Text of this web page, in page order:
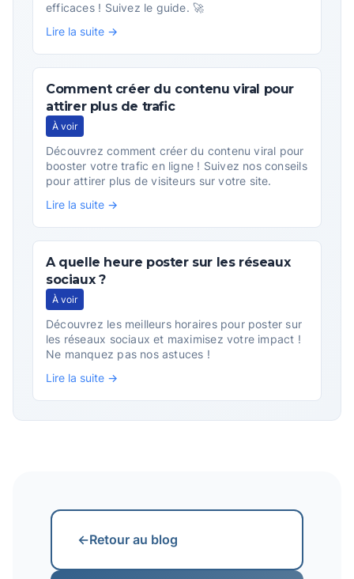
efficaces ! Suivez le guide. 🚀
Lire la suite →
Comment créer du contenu viral pour
attirer plus de trafic
À voir
Découvrez comment créer du contenu viral pour
booster votre trafic en ligne ! Suivez nos conseils
pour attirer plus de visiteurs sur votre site.
Lire la suite →
A quelle heure poster sur les réseaux
sociaux ?
À voir
Découvrez les meilleurs horaires pour poster sur
les réseaux sociaux et maximisez votre impact !
Ne manquez pas nos astuces !
Lire la suite →
←Retour au blog